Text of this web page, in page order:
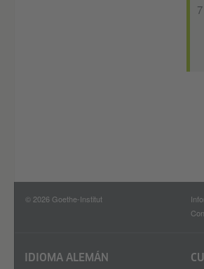
© 2026 Goethe-Institut
IDIOMA ALEMÁN